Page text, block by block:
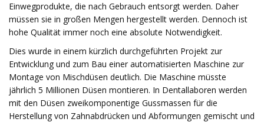
Einwegprodukte, die nach Gebrauch entsorgt werden. Daher
müssen sie in großen Mengen hergestellt werden. Dennoch ist
hohe Qualität immer noch eine absolute Notwendigkeit.
Dies wurde in einem kürzlich durchgeführten Projekt zur
Entwicklung und zum Bau einer automatisierten Maschine zur
Montage von Mischdüsen deutlich. Die Maschine müsste
jährlich 5 Millionen Düsen montieren. In Dentallaboren werden
mit den Düsen zweikomponentige Gussmassen für die
Herstellung von Zahnabdrücken und Abformungen gemischt und